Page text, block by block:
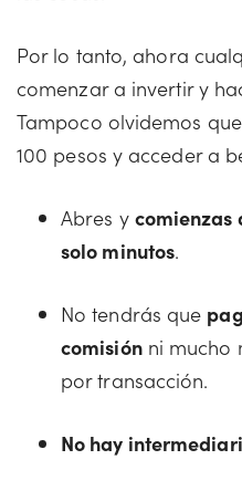
Por lo tanto, ahora
comenzar a invertir y
Tampoco olvidemos
100 pesos y acceder a
Abres y comienzas
solo minutos.
No tendrás que
comisiónni mucho
por transacción.
No hay